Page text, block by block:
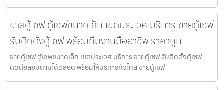
ขายตู้เซฟ ตู้เซฟขนาดเล็ก เขตประเวศ บริการ ขายตู้เซฟ
รับติดตั้งตู้เซฟ พร้อมทีมงานมืออาชีพ ราคาถูก
ขายตู้เซฟ ตู้เซฟขนาดเล็ก เขตประเวศ บริการ ขายตู้เซฟ รับติดตั้งตู้เซฟ
ติดต่อสอบถามได้ตลอด พร้อมให้บริการทั่วไทย ขายตู้เซฟ